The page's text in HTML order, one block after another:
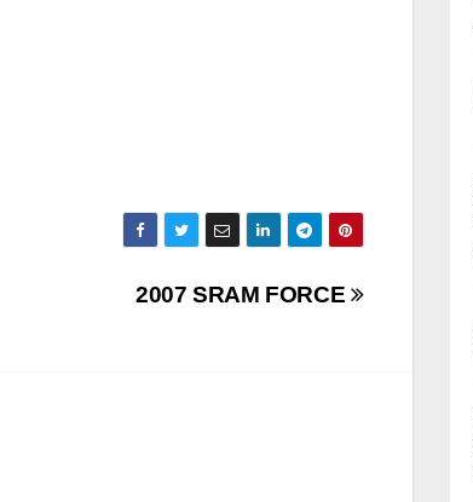
2007 SRAM FORCE